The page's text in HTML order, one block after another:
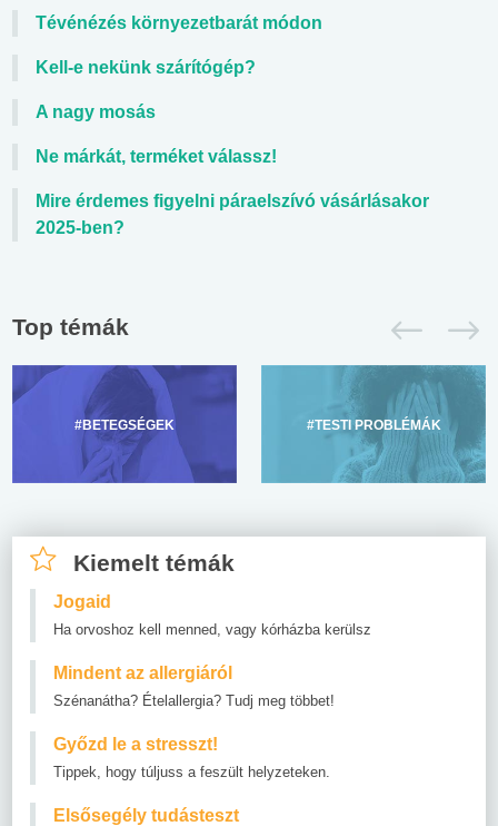
Tévénézés környezetbarát módon
Kell-e nekünk szárítógép?
A nagy mosás
Ne márkát, terméket válassz!
Mire érdemes figyelni páraelszívó vásárlásakor
2025-ben?
Top témák
#BETEGSÉGEK #TESTI PROBLÉMÁK
Kiemelt témák
Jogaid
Ha orvoshoz kell menned, vagy kórházba kerülsz
Mindent az allergiáról
Szénanátha? Ételallergia? Tudj meg többet!
Győzd le a stresszt!
Tippek, hogy túljuss a feszült helyzeteken.
Elsősegély tudásteszt